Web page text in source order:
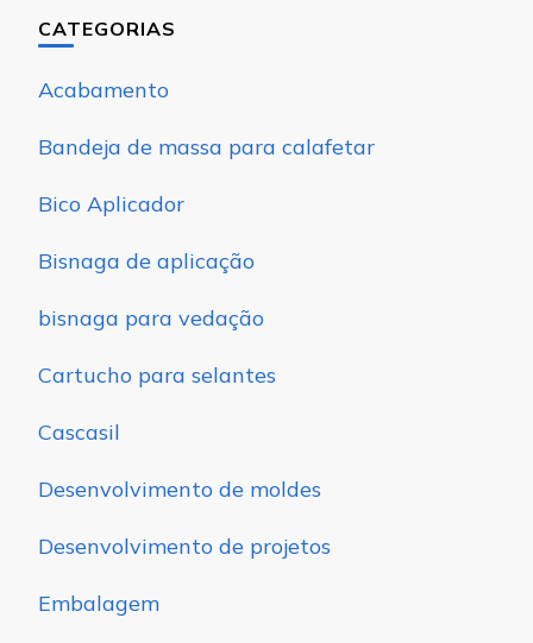
CATEGORIAS
Acabamento
Bandeja de massa para calafetar
Bico Aplicador
Bisnaga de aplicação
bisnaga para vedação
Cartucho para selantes
Cascasil
Desenvolvimento de moldes
Desenvolvimento de projetos
Embalagem